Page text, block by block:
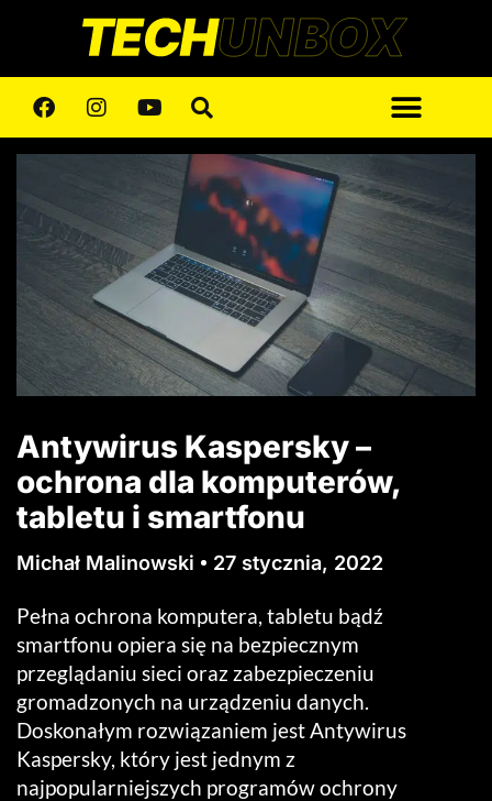
Antywirus Kaspersky –
ochrona dla komputerów,
tabletu i smartfonu
Michał Malinowski 27 stycznia, 2022
Pełna ochrona komputera, tabletu bądź
smartfonu opiera się na bezpiecznym
przeglądaniu sieci oraz zabezpieczeniu
gromadzonych na urządzeniu danych.
Doskonałym rozwiązaniem jest Antywirus
Kaspersky, który jest jednym z
najpopularniejszych programów ochrony